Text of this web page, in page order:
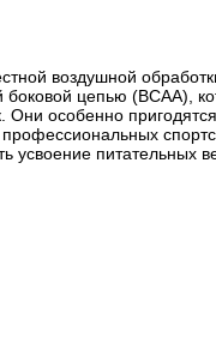
воздушной
боковой цепью (ВСАА),
особенно
питательных